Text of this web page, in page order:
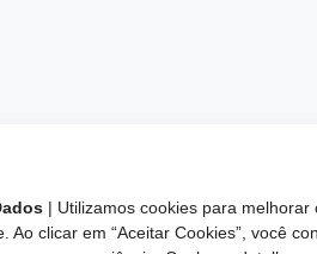
| Utilizamos cookies para melhorar
Ao clicar em “Aceitar Cookies”, você
Endereço: